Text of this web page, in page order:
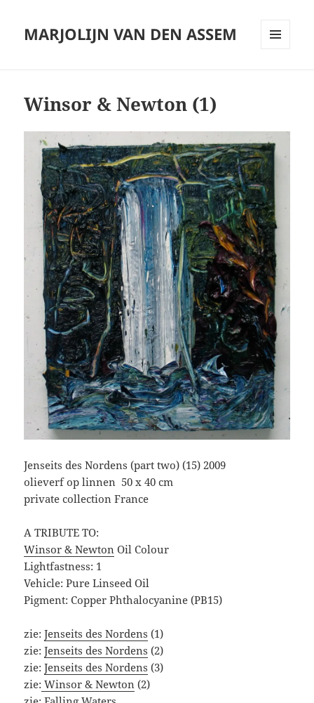
MARJOLIJN VAN DEN ASSEM
Winsor & Newton (1)
Jenseits des Nordens (part two) (15) 2009
olieverf op linnen 50 x 40 cm
private collection France
A TRIBUTE TO:
Winsor & Newton Oil Colour
Lightfastness: 1
Vehicle: Pure Linseed Oil
Pigment: Copper Phthalocyanine (PB15)
zie:Jenseits des Nordens (1)
zie:Jenseits des Nordens (2)
zie:Jenseits des Nordens (3)
zie: Winsor & Newton (2)